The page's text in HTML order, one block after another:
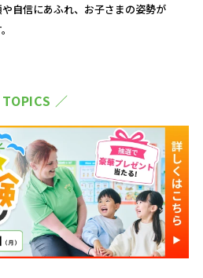
自信にあふれ、お子さまの姿勢が
／